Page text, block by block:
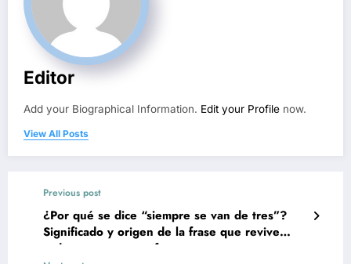
Editor
Add your Biographical Information. Edit your Profile now.
View All Posts
Previous post
¿Por qué se dice “siempre se van de tres”?
Significado y origen de la frase que revive
cada que muere un famoso